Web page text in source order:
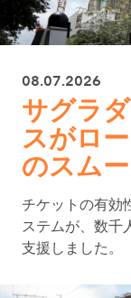
08.07.2026
サグラ
スがロ
のスム
チケットの有効
ステムが、数千
支援しました。